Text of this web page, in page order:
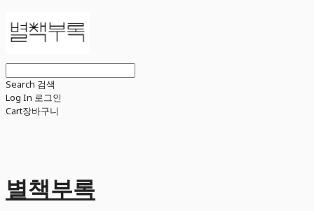
Search 검색
Log In 로그인
Cart장바구니
별책부록